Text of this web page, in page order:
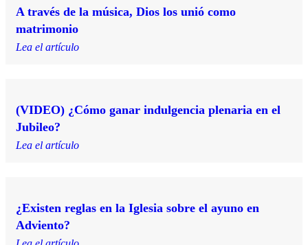
A través de la música, Dios los unió como
matrimonio
Lea el artículo
(VIDEO) ¿Cómo ganar indulgencia plenaria en el
Jubileo?
Lea el artículo
¿Existen reglas en la Iglesia sobre el ayuno en
Adviento?